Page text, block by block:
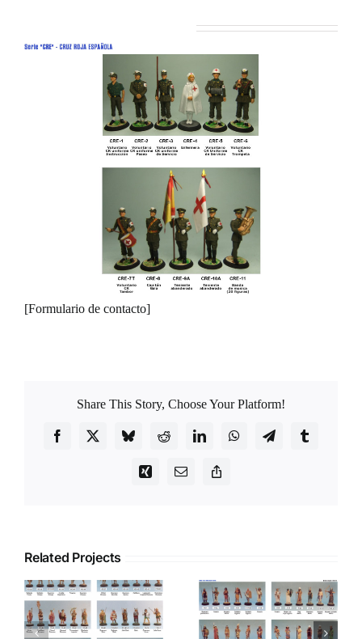
[Formulario de contacto]
Share This Story, Choose Your Platform!
Facebook
X BlueskyRedditLinkedInWhatsAppTelegramTumblr
Xing Email
Copy
Related Projects